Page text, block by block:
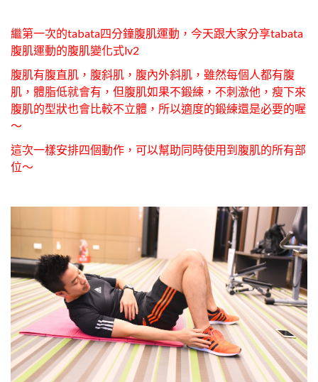
繼第一次的tabata四分鐘腹肌運動，今天跟大家分享tabata
腹肌運動的腹肌變化式lv2
腹肌有腹直肌，腹斜肌，腹內外斜肌，雖然每個人都有腹
肌，體脂低就會有，但腹肌如果不鍛練，不刺激他，瘦下來
腹肌的型狀也會比較不立體，所以適度的鍛練還是必要的喔
～
這次一樣安排四個動作，可以幫助同時使用到腹肌的所有部
位～